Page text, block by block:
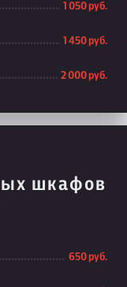
1 050 руб.
1 450 руб.
2 000 руб.
шкафов
650 руб.